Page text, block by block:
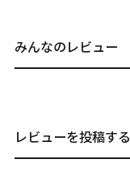
みんなのレビュー
レビューを投稿する